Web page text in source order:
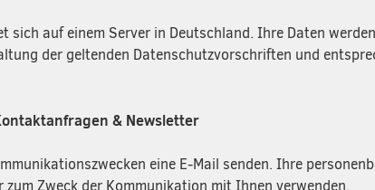
sich auf einem Server in Deutschland. Ihre Daten
der geltenden Datenschutzvorschriften und
& Newsletter
eine E-Mail senden. Ihre
zum Zweck der Kommunikation mit Ihnen verwenden.